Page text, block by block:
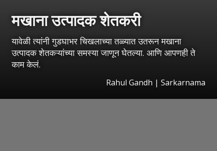
मखाना उत्पादक शेतकरी
यावेळी त्यांनी गुडघाभर चिखलाच्या तळ्यात उतरून मखाना
उत्पादक शेतकऱ्यांच्या समस्या जाणून घेतल्या. आणि आपणही ते
काम केलं.
Rahul Gandh | Sarkarnama